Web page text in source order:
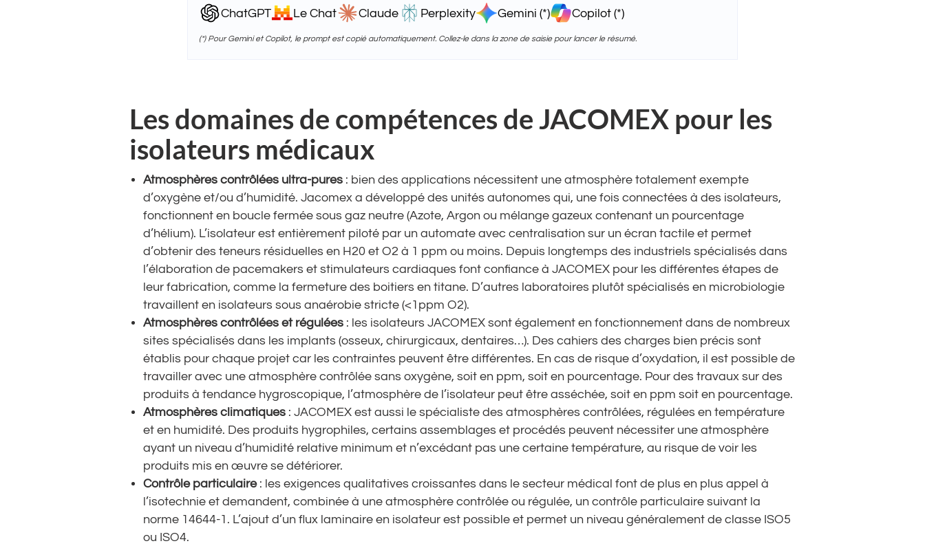
ChatGPT Le Chat Claude Perplexity Gemini (*) Copilot (*)
(*) Pour Gemini et Copilot, le prompt est copié automatiquement. Collez-le dans la zone de saisie pour lancer le résumé.
Les domaines de compétences de JACOMEX pour les
isolateurs médicaux
Atmosphères contrôlées ultra-pures : bien des applications nécessitent une atmosphère totalement exempte
d’oxygène et/ou d’humidité. Jacomex a développé des unités autonomes qui, une fois connectées à des isolateurs,
fonctionnent en boucle fermée sous gaz neutre (Azote, Argon ou mélange gazeux contenant un pourcentage
d’hélium). L’isolateur est entièrement piloté par un automate avec centralisation sur un écran tactile et permet
d’obtenir des teneurs résiduelles en H20 et O2 à 1 ppm ou moins. Depuis longtemps des industriels spécialisés dans
l’élaboration de pacemakers et stimulateurs cardiaques font confiance à JACOMEX pour les différentes étapes de
leur fabrication, comme la fermeture des boitiers en titane. D’autres laboratoires plutôt spécialisés en microbiologie
travaillent en isolateurs sous anaérobie stricte (<1ppm O2).
Atmosphères contrôlées et régulées : les isolateurs JACOMEX sont également en fonctionnement dans de nombreux
sites spécialisés dans les implants (osseux, chirurgicaux, dentaires…). Des cahiers des charges bien précis sont
établis pour chaque projet car les contraintes peuvent être différentes. En cas de risque d’oxydation, il est possible de
travailler avec une atmosphère contrôlée sans oxygène, soit en ppm, soit en pourcentage. Pour des travaux sur des
produits à tendance hygroscopique, l’atmosphère de l’isolateur peut être asséchée, soit en ppm soit en pourcentage.
Atmosphères climatiques : JACOMEX est aussi le spécialiste des atmosphères contrôlées, régulées en température
et en humidité. Des produits hygrophiles, certains assemblages et procédés peuvent nécessiter une atmosphère
ayant un niveau d’humidité relative minimum et n’excédant pas une certaine température, au risque de voir les
produits mis en œuvre se détériorer.
Contrôle particulaire: les exigences qualitatives croissantes dans le secteur médical font de plus en plus appel à
l’isotechnie et demandent, combinée à une atmosphère contrôlée ou régulée, un contrôle particulaire suivant la
norme 14644-1. L’ajout d’un flux laminaire en isolateur est possible et permet un niveau généralement de classe ISO5
ou ISO4.